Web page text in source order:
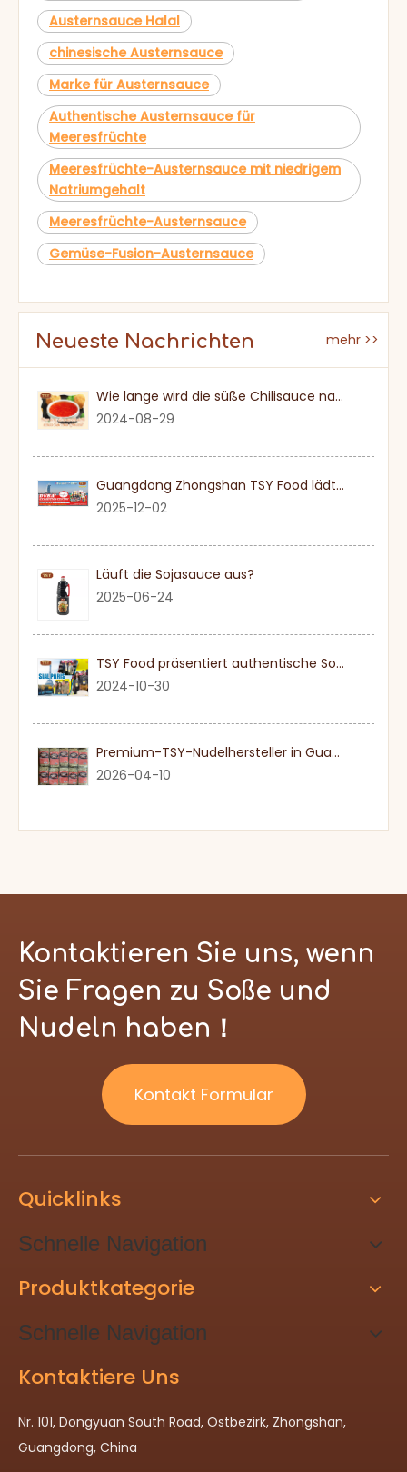
Austernsauce Halal
chinesische Austernsauce
Marke für Austernsauce
Authentische Austernsauce für
Meeresfrüchte
Meeresfrüchte-Austernsauce mit niedrigem
Natriumgehalt
Meeresfrüchte-Austernsauce
Gemüse-Fusion-Austernsauce
Neueste Nachrichten mehr >>
Wie lange wird die süße Chilisauce nach einmal eröffnet?
2024-08-29
Guangdong Zhongshan TSY Food lädt Sie herzlich ein, die Dubai Gulfood Exhibition 2026 zu besuchen
2025-12-02
Läuft die Sojasauce aus?
2025-06-24
TSY Food präsentiert authentische Sojasauce auf der SIAL PARIS 2024
2024-10-30
Premium-TSY-Nudelhersteller in Guangdong
2026-04-10
Kontaktieren Sie uns, wenn
Sie Fragen zu Soße und
Nudeln haben！
Kontakt Formular
Quicklinks
Schnelle Navigation
Produktkategorie
Schnelle Navigation
Kontaktiere Uns
Nr. 101, Dongyuan South Road, Ostbezirk, Zhongshan,
Guangdong, China